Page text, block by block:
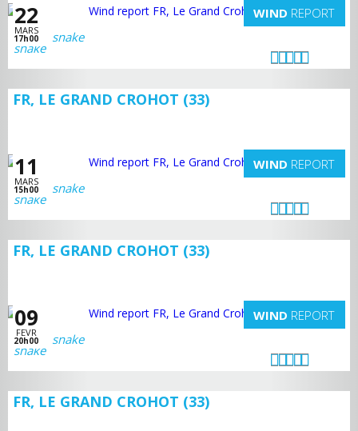
22
MARS
17h00
WIND REPORT
snake
FR, LE GRAND CROHOT (33)
11
MARS
15h00
WIND REPORT
snake
FR, LE GRAND CROHOT (33)
09
FEVR
20h00
WIND REPORT
snake
FR, LE GRAND CROHOT (33)